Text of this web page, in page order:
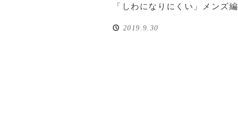
「しわになりにくい」メンズ編
2019.9.30